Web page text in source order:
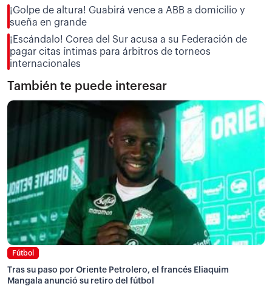
¡Golpe de altura! Guabirá vence a ABB a domicilio y
sueña en grande
¡Escándalo! Corea del Sur acusa a su Federación de
pagar citas íntimas para árbitros de torneos
internacionales
También te puede interesar
Fútbol
Tras su paso por Oriente Petrolero, el francés Eliaquim
Mangala anunció su retiro del fútbol